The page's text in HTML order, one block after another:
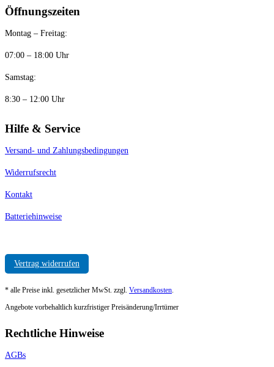
Öffnungszeiten
Montag – Freitag:
07:00 – 18:00 Uhr
Samstag:
8:30 – 12:00 Uhr
Hilfe & Service
Versand- und Zahlungsbedingungen
Widerrufsrecht
Kontakt
Batteriehinweise
Vertrag widerrufen
* alle Preise inkl. gesetzlicher MwSt. zzgl. Versandkosten
Angebote vorbehaltlich kurzfristiger Preisänderung/Irrtümer
Rechtliche Hinweise
AGBs